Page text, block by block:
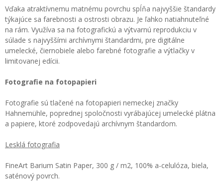
Vďaka atraktívnemu matnému povrchu spĺňa najvyššie štandardy
týkajúce sa farebnosti a ostrosti obrazu. Je ľahko natiahnuteľné
na rám. Využíva sa na fotografickú a výtvarnú reprodukciu v
súlade s najvyššími archívnymi štandardmi, pre digitálne
umelecké, čiernobiele alebo farebné fotografie a výtlačky v
limitovanej edícii.
Fotografie na fotopapieri
Fotografie sú tlačené na fotopapieri nemeckej značky
Hahnemühle, poprednej spoločnosti vyrábajúcej umelecké plátna
a papiere, ktoré zodpovedajú archívnym štandardom.
Lesklá fotografia
FineArt Barium Satin Paper, 300 g / m2, 100% a-celulóza, biela,
saténový povrch.